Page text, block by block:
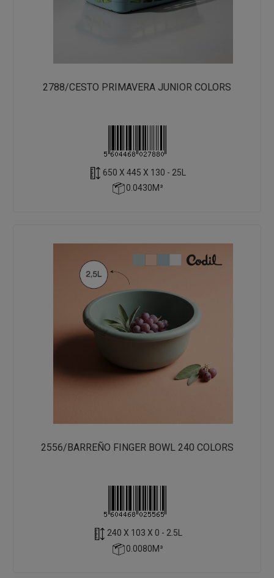
2788/CESTO PRIMAVERA JUNIOR COLORS
650 X 445 X 130 - 25L
0.0430M³
2556/BARREÑO FINGER BOWL 240 COLORS
240 X 103 X 0 - 2.5L
0.0080M³